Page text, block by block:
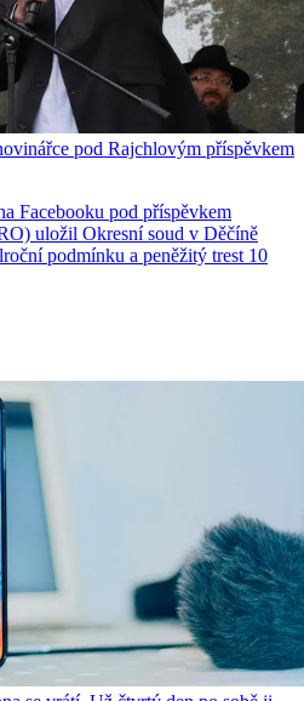
pod Rajchlovým příspěvkem
Facebooku pod příspěvkem
uložil Okresní soud v Děčíně
podmínku a peněžitý trest 10